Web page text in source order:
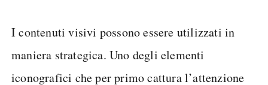
I contenuti visivi possono essere utilizzati in
maniera strategica. Uno degli elementi
iconografici che per primo cattura l’attenzione